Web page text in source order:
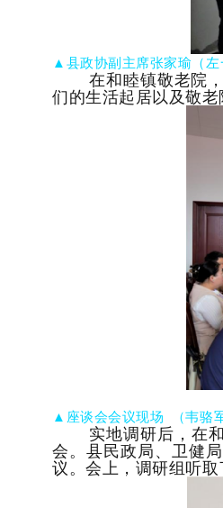
▲县政协副主席张家瑜（左
在和睦镇敬老院
们的生活起居以及敬老
▲座谈会会议现场 （韦骆
实地调研后，在
会。县民政局、卫健局
议。会上，调研组听